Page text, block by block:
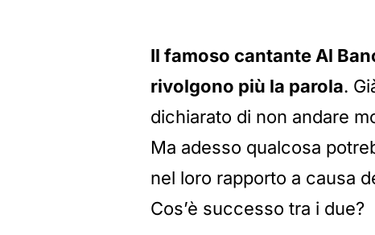
Il famoso cantante Al
rivolgono più la parola.
dichiarato di non andare
Ma adesso qualcosa
nel loro rapporto a causa
Cos’è successo tra i due?